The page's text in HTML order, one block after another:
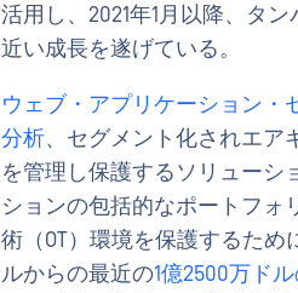
活用し、2021年1月以降、タ
近い成長を遂げている。
ウェブ・アプリケーション・
分析、セグメント化されエア
を管理し保護するソリューシ
ションの包括的なポートフォ
術（OT）環境を保護するた
ルからの最近の1億2500万ド